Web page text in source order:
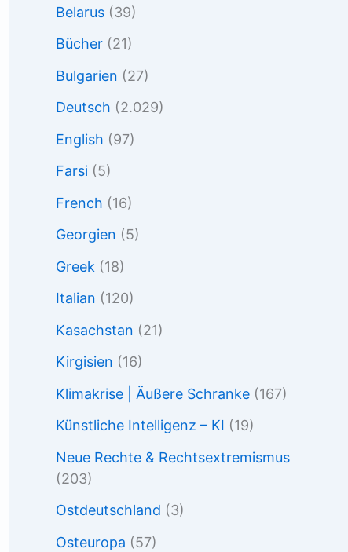
Belarus (39)
Bücher (21)
Bulgarien (27)
Deutsch (2.029)
English (97)
Farsi (5)
French (16)
Georgien (5)
Greek (18)
Italian (120)
Kasachstan (21)
Kirgisien (16)
Klimakrise | Äußere Schranke (167)
Künstliche Intelligenz – KI (19)
Neue Rechte & Rechtsextremismus
(203)
Ostdeutschland (3)
Osteuropa (57)